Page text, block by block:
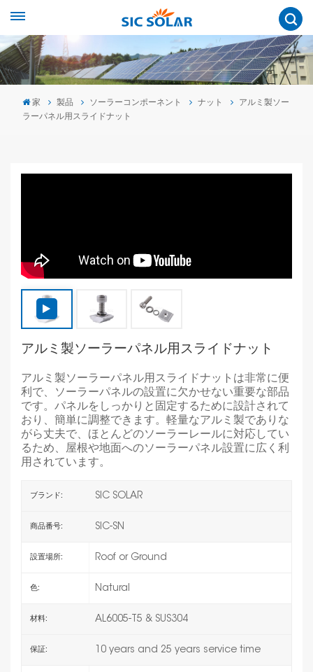
家 製品 ソーラーコンポーネント ナット
アルミ製ソー
ラーパネル用スライドナット
アルミ製ソーラーパネル用スライドナット
アルミ製ソーラーパネル用スライドナットは非常に便
利で、ソーラーパネルの設置に欠かせない重要な部品
です。パネルをしっかりと固定するために設計されて
おり、簡単に調整できます。軽量なアルミ製でありな
がら丈夫で、ほとんどのソーラーレールに対応してい
るため、屋根や地面へのソーラーパネル設置に広く利
用されています。
ブランド: SIC SOLAR
商品番号: SIC-SN
設置場所: Roof or Ground
色: Natural
材料: AL6005-T5 & SUS304
保証: 10 years and 25 years service time